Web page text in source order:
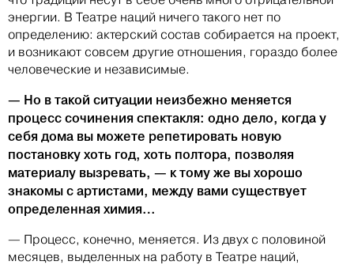
энергии. В Театре наций ничего такого нет по
определению: актерский состав собирается на проект,
и возникают совсем другие отношения, гораздо более
человеческие и независимые.
— Но в такой ситуации неизбежно меняется
процесс сочинения спектакля: одно дело, когда у
себя дома вы можете репетировать новую
постановку хоть год, хоть полтора, позволяя
материалу вызревать, — к тому же вы хорошо
знакомы с артистами, между вами существует
определенная химия…
— Процесс, конечно, меняется. Из двух с половиной
месяцев, выделенных на работу в Театре наций,